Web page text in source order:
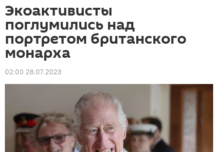
Экоактивисты
поглумились над
портретом британского
монарха
02:00 28.07.2023